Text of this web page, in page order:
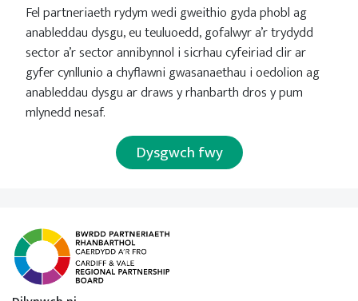
Fel partneriaeth rydym wedi gweithio gyda phobl ag
anableddau dysgu, eu teuluoedd, gofalwyr a’r trydydd
sector a’r sector annibynnol i sicrhau cyfeiriad clir ar
gyfer cynllunio a chyflawni gwasanaethau i oedolion ag
anableddau dysgu ar draws y rhanbarth dros y pum
mlynedd nesaf.
Dysgwch fwy